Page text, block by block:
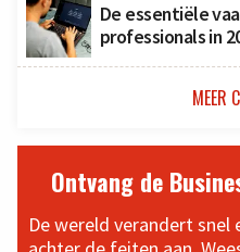
De essentiële
professionals in
MEER
Ontvang de
De wereld verandert